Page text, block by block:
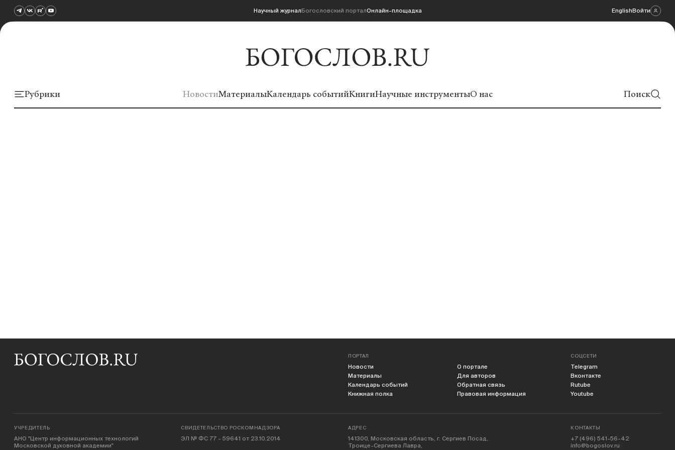
Научный журналБогословский порталОнлайн-площадка EnglishВойти
Рубрики НовостиМатериалыКалендарь событийКнигиНаучные инструментыО нас Поиск
ПОРТАЛ
Новости
Материалы
Календарь событий
Книжная полка
О портале
Для авторов
Обратная связь
Правовая информация
СОЦСЕТИ
Telegram
Вконтакте
Rutube
Youtube
УЧРЕДИТЕЛЬ
АНО "Центр информационных технологий
Московской духовной академии"
СВИДЕТЕЛЬСТВО РОСКОМНАДЗОРА
ЭЛ № ФС 77 - 59641 от 23.10.2014
АДРЕС
141300, Московская область, г. Сергиев Посад,
Троице-Сергиева Лавра,
КОНТАКТЫ
+7 (496) 541-56-42
info@bogoslov.ru